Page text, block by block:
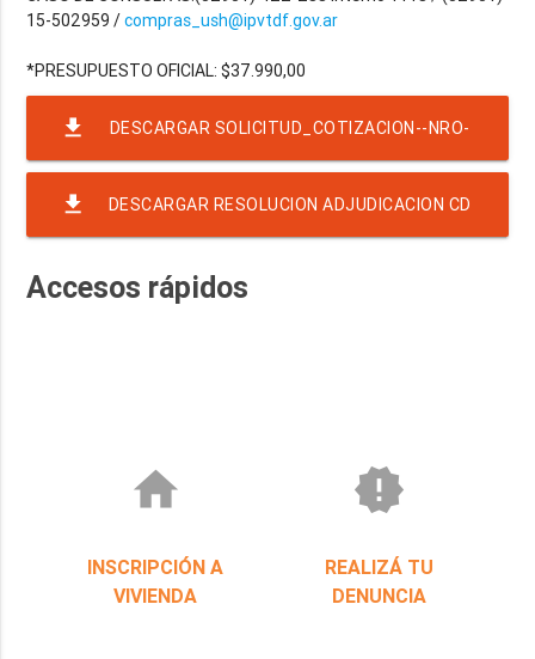
15-502959 /compras_ush@ipvtdf.gov.ar
file_download DESCARGAR SOLICITUD_COTIZACION--NRO-
10-EJER-2022-RAF-23-RND-1279
file_download DESCARGAR RESOLUCION ADJUDICACION CD
Accesos rápidos
home
INSCRIPCIÓN A
VIVIENDA
new_releases
REALIZÁ TU
DENUNCIA